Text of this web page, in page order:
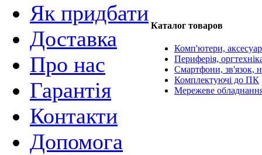
Як придбати
Доставка
Про нас
Гарантія
Контакти
Допомога
Каталог товаров
Комп'ютери,
Периферія,
Смартфони, зв'язок,
Комплектуючі до ПК
Мережеве